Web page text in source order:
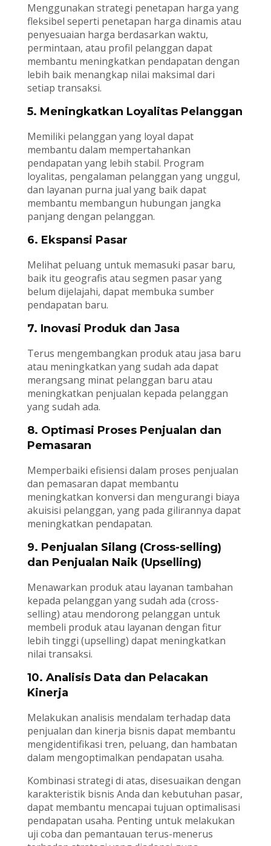
Menggunakan strategi penetapan harga yang
fleksibel seperti penetapan harga dinamis atau
penyesuaian harga berdasarkan waktu,
permintaan, atau profil pelanggan dapat
membantu meningkatkan pendapatan dengan
lebih baik menangkap nilai maksimal dari
setiap transaksi.
5. Meningkatkan Loyalitas Pelanggan
Memiliki pelanggan yang loyal dapat
membantu dalam mempertahankan
pendapatan yang lebih stabil. Program
loyalitas, pengalaman pelanggan yang unggul,
dan layanan purna jual yang baik dapat
membantu membangun hubungan jangka
panjang dengan pelanggan.
6. Ekspansi Pasar
Melihat peluang untuk memasuki pasar baru,
baik itu geografis atau segmen pasar yang
belum dijelajahi, dapat membuka sumber
pendapatan baru.
7. Inovasi Produk dan Jasa
Terus mengembangkan produk atau jasa baru
atau meningkatkan yang sudah ada dapat
merangsang minat pelanggan baru atau
meningkatkan penjualan kepada pelanggan
yang sudah ada.
8. Optimasi Proses Penjualan dan
Pemasaran
Memperbaiki efisiensi dalam proses penjualan
dan pemasaran dapat membantu
meningkatkan konversi dan mengurangi biaya
akuisisi pelanggan, yang pada gilirannya dapat
meningkatkan pendapatan.
9. Penjualan Silang (Cross-selling)
dan Penjualan Naik (Upselling)
Menawarkan produk atau layanan tambahan
kepada pelanggan yang sudah ada (cross-
selling) atau mendorong pelanggan untuk
membeli produk atau layanan dengan fitur
lebih tinggi (upselling) dapat meningkatkan
nilai transaksi.
10. Analisis Data dan Pelacakan
Kinerja
Melakukan analisis mendalam terhadap data
penjualan dan kinerja bisnis dapat membantu
mengidentifikasi tren, peluang, dan hambatan
dalam mengoptimalkan pendapatan usaha.
Kombinasi strategi di atas, disesuaikan dengan
karakteristik bisnis Anda dan kebutuhan pasar,
dapat membantu mencapai tujuan optimalisasi
pendapatan usaha. Penting untuk melakukan
uji coba dan pemantauan terus-menerus